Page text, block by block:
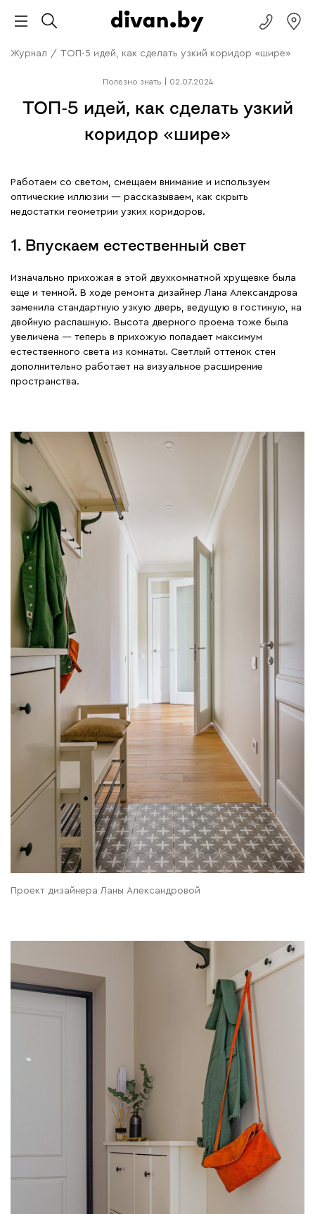
Журнал / ТОП-5 идей, как сделать узкий коридор «шире»
Полезно знать 02.07.2024
ТОП-5 идей, как сделать узкий
коридор «шире»
Работаем со светом, смещаем внимание и используем
оптические иллюзии — рассказываем, как скрыть
недостатки геометрии узких коридоров.
1. Впускаем естественный свет
Изначально прихожая в этой двухкомнатной хрущевке была
еще и темной. В ходе ремонта дизайнер Лана Александрова
заменила стандартную узкую дверь, ведущую в гостиную, на
двойную распашную. Высота дверного проема тоже была
увеличена — теперь в прихожую попадает максимум
естественного света из комнаты. Светлый оттенок стен
дополнительно работает на визуальное расширение
пространства.
Проект дизайнера Ланы Александровой